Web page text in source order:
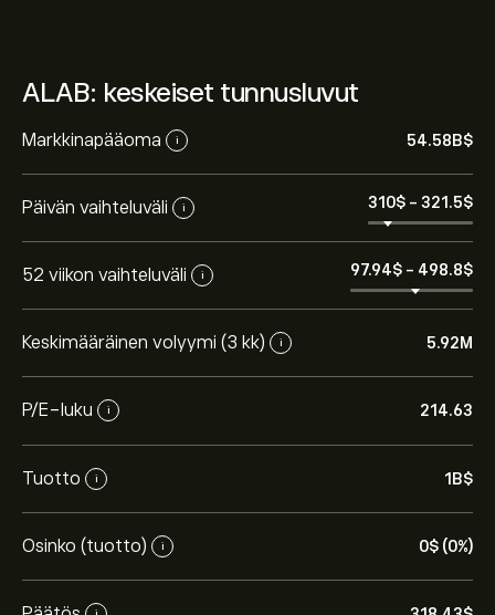
ALAB: keskeiset tunnusluvut
Markkinapääoma i 54.58B‎$‎
Päivän vaihteluväli i 310‎$‎ - 321.5‎$‎
52 viikon vaihteluväli i 97.94‎$‎ - 498.8‎$‎
Keskimääräinen volyymi (3 kk) i 5.92M
P/E-luku i 214.63
Tuotto i 1B‎$‎
Osinko (tuotto) i 0‎$‎ (0%)